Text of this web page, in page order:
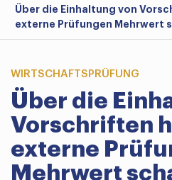
Über die Einhaltung von
externe Prüfungen Mehrwert
WIRTSCHAFTSPRÜFUNG
Über die
Vorschriften
externe
Mehrwert